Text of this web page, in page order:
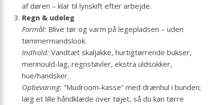
af døren – klar til lynskift efter arbejde.
Regn & udeleg
Formål: Blive tør og varm på legepladsen – uden
tømmermands­look.
Indhold: Vandtæt skaljakke, hurtigtørrende bukser,
merinould-lag, regnstøvler, ekstra uldsokker,
hue/handsker.
Opbevaring: ”Mudroom-kasse” med dræn­hul i bunden;
læg et lille håndklæde over tøjet, så du kan tørre